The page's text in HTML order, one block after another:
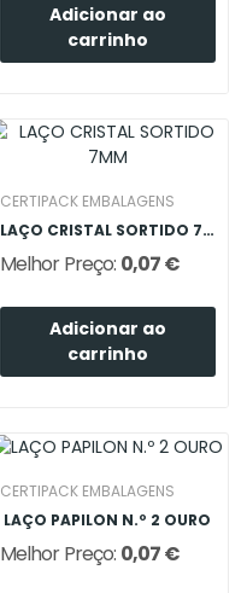
Adicionar ao
carrinho
CERTIPACK EMBALAGENS
LAÇO CRISTAL SORTIDO 7MM
Melhor Preço: 0,07 €
Adicionar ao
carrinho
CERTIPACK EMBALAGENS
LAÇO PAPILON N.º 2 OURO
Melhor Preço: 0,07 €